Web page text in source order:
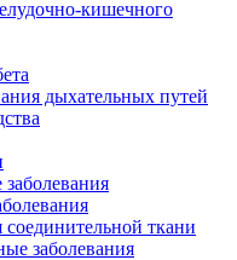
кишечного
дыхательных путей
ткани
заболевания